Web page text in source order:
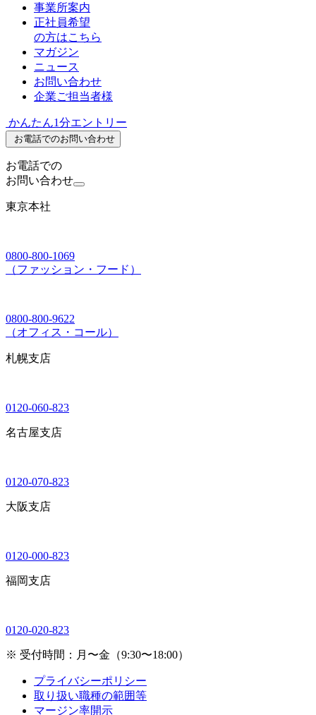
事業所案内
正社員希望
の方はこちら
マガジン
ニュース
お問い合わせ
企業ご担当者様
かんたん1分エントリー
お電話でのお問い合わせ
お電話での
お問い合わせ
東京本社
0800-800-1069
（ファッション・フード）
0800-800-9622
（オフィス・コール）
札幌支店
0120-060-823
名古屋支店
0120-070-823
大阪支店
0120-000-823
福岡支店
0120-020-823
※ 受付時間：月〜金（9:30〜18:00）
プライバシーポリシー
取り扱い職種の範囲等
マージン率開示